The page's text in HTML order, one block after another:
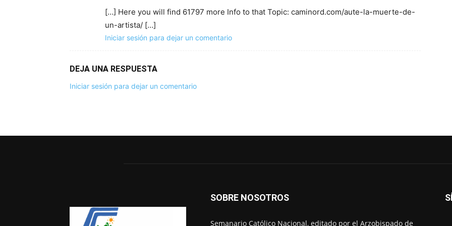
[…] Here you will find 61797 more Info to that Topic: caminord.com/aute-la-muerte-de-
un-artista/ […]
Iniciar sesión para dejar un comentario
DEJA UNA RESPUESTA
Iniciar sesión para dejar un comentario
SOBRE NOSOTROS
Semanario Católico Nacional, editado por el Arzobispado de